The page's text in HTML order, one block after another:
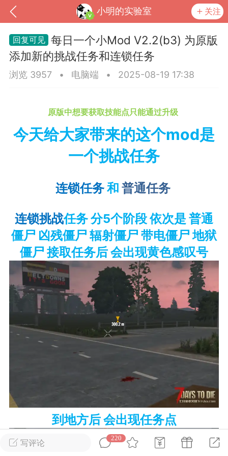
小明的实验室 关注
道具 排行榜
MOD下载 攻略教程 联机招募
大人
Lv.8
02-10 15:45
电脑端 其他&工具
卖挂
禁止发布联机可用的作弊模组，
单机辅助引流私下售卖服务器外挂！
作弊模组的发布规范近期收到一些信息
作弊模组在联机服务器使用,为了维护游
环境，中文网特此发布以下声明，规范
模组的发布行为：1. *...
大人
Lv.8
写评论
220
每日一个小Mod V2.2(b3) 为原版
添加新的挑战任务和连锁任务
浏览 3957 • 电脑端 • 2025-08-19 17:38
原版中想要获取技能点只能通过升级
今天给大家带来的这个mod是
一个挑战任务
连锁任务和 普通任务
连锁挑战任务 分5个阶段 依次是 普通
僵尸 凶残僵尸 辐射僵尸 带电僵尸 地狱
僵尸 接取任务后 会出现黄色感叹号
到地方后 会出现任务点